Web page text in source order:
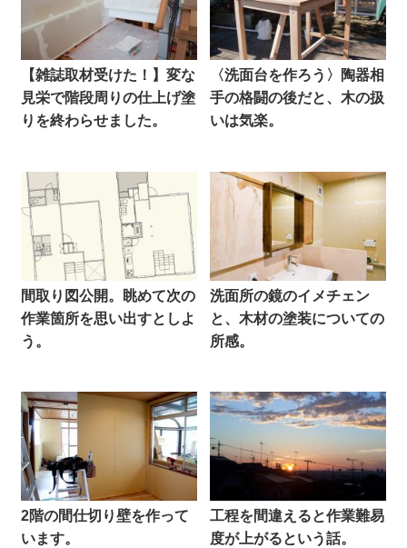
【雑誌取材受けた！】変な
見栄で階段周りの仕上げ塗
りを終わらせました。
〈洗面台を作ろう〉陶器相
手の格闘の後だと、木の扱
いは気楽。
間取り図公開。眺めて次の
作業箇所を思い出すとしよ
う。
洗面所の鏡のイメチェン
と、木材の塗装についての
所感。
2階の間仕切り壁を作って
います。
工程を間違えると作業難易
度が上がるという話。